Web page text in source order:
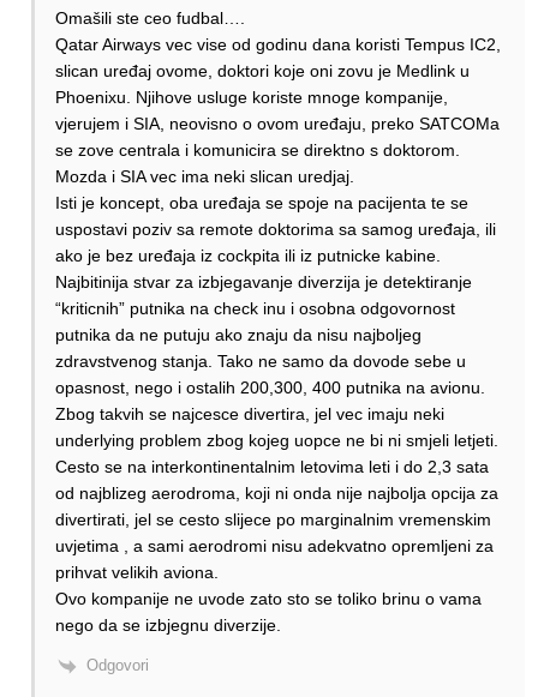
Omašili ste ceo fudbal….
Qatar Airways vec vise od godinu dana koristi Tempus IC2,
slican uređaj ovome, doktori koje oni zovu je Medlink u
Phoenixu. Njihove usluge koriste mnoge kompanije,
vjerujem i SIA, neovisno o ovom uređaju, preko SATCOMa
se zove centrala i komunicira se direktno s doktorom.
Mozda i SIA vec ima neki slican uredjaj.
Isti je koncept, oba uređaja se spoje na pacijenta te se
uspostavi poziv sa remote doktorima sa samog uređaja, ili
ako je bez uređaja iz cockpita ili iz putnicke kabine.
Najbitinija stvar za izbjegavanje diverzija je detektiranje
“kriticnih” putnika na check inu i osobna odgovornost
putnika da ne putuju ako znaju da nisu najboljeg
zdravstvenog stanja. Tako ne samo da dovode sebe u
opasnost, nego i ostalih 200,300, 400 putnika na avionu.
Zbog takvih se najcesce divertira, jel vec imaju neki
underlying problem zbog kojeg uopce ne bi ni smjeli letjeti.
Cesto se na interkontinentalnim letovima leti i do 2,3 sata
od najblizeg aerodroma, koji ni onda nije najbolja opcija za
divertirati, jel se cesto slijece po marginalnim vremenskim
uvjetima , a sami aerodromi nisu adekvatno opremljeni za
prihvat velikih aviona.
Ovo kompanije ne uvode zato sto se toliko brinu o vama
nego da se izbjegnu diverzije.
Odgovori